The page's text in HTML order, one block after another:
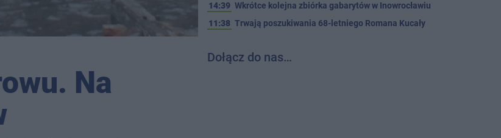
Na
14:39 Wkrótce kolejna zbiórka gabarytów w Inowrocławiu
11:38 Trwają poszukiwania 68-letniego Romana Kucały
Dołącz do nas…